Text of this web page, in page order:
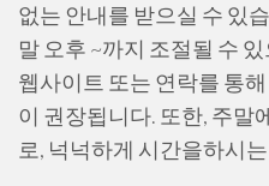
없는 안내를 받으실 수 있
말 오후 ~까지 조절될 수
웹사이트 또는 연락를 통
이 권장됩니다. 또한, 주말
로, 넉넉하게 시간을하시